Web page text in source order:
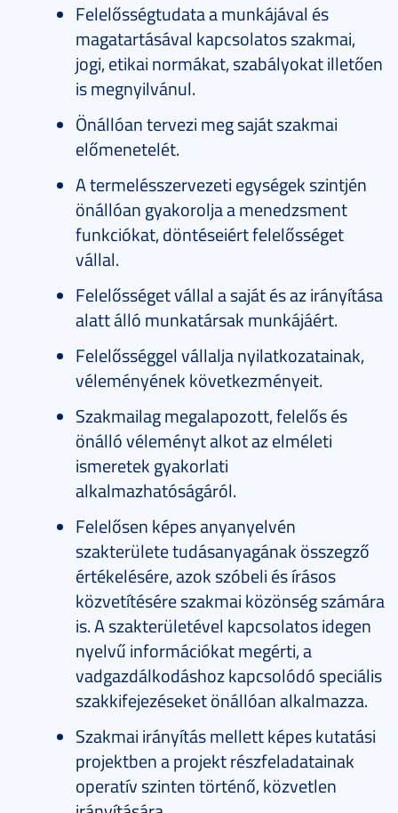
Felelősségtudata a munkájával és
magatartásával kapcsolatos szakmai,
jogi, etikai normákat, szabályokat illetően
is megnyilvánul.
Önállóan tervezi meg saját szakmai
előmenetelét.
A termelésszervezeti egységek szintjén
önállóan gyakorolja a menedzsment
funkciókat, döntéseiért felelősséget
vállal.
Felelősséget vállal a saját és az irányítása
alatt álló munkatársak munkájáért.
Felelősséggel vállalja nyilatkozatainak,
véleményének következményeit.
Szakmailag megalapozott, felelős és
önálló véleményt alkot az elméleti
ismeretek gyakorlati
alkalmazhatóságáról.
Felelősen képes anyanyelvén
szakterülete tudásanyagának összegző
értékelésére, azok szóbeli és írásos
közvetítésére szakmai közönség számára
is. A szakterületével kapcsolatos idegen
nyelvű információkat megérti, a
vadgazdálkodáshoz kapcsolódó speciális
szakkifejezéseket önállóan alkalmazza.
Szakmai irányítás mellett képes kutatási
projektben a projekt részfeladatainak
operatív szinten történő, közvetlen